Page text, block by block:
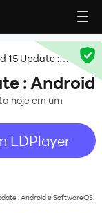
15 Update :
: Android
hoje em um
LDPlayer
: Android é SoftwareOS.